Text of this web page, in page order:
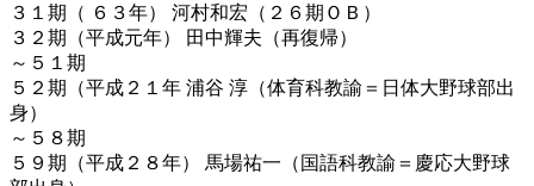
３１期（ ６３年） 河村和宏（２６期ＯＢ）
３２期（平成元年） 田中輝夫（再復帰）
～５１期
５２期（平成２１年 浦谷 淳（体育科教諭＝日体大野球部出
身）
～５８期
５９期（平成２８年） 馬場祐一（国語科教諭＝慶応大野球